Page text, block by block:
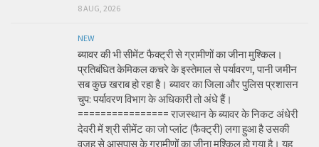
8 AUG, 2026
NEW
ब्यावर की भी सीमेंट फैक्ट्री से ग्रामीणों का जीना मुश्किल।
प्रतिबंधित केमिकल कचरे के इस्तेमाल से पर्यावरण, पानी जमीन
सब कुछ खराब हो रहा है। ब्यावर का जिला और पुलिस प्रशासन
चुप: पर्यावरण विभाग के अधिकारी तो अंधे हैं।
================ राजस्थान के ब्यावर के निकट अंधेरी
देवरी में श्री सीमेंट का जो प्लांट (फैक्ट्री) लगा हुआ है उसकी
वजह से आसपास के ग्रामीणों का जीना मुश्किल हो गया है। यह